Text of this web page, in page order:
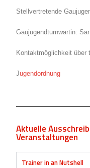
Stellvertretende
Gaujugendturnwartin:
Kontaktmöglichkeit über
Jugendordnung
Aktuelle
Veranstaltungen
Trainer in an Nutshell